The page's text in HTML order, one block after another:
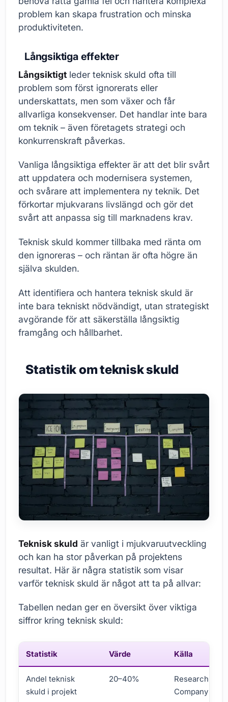
problem kan skapa frustration och minska
produktiviteten.
Långsiktiga effekter
Långsiktigt leder teknisk skuld ofta till
problem som först ignorerats eller
underskattats, men som växer och får
allvarliga konsekvenser. Det handlar inte bara
om teknik – även företagets strategi och
konkurrenskraft påverkas.
Vanliga långsiktiga effekter är att det blir svårt
att uppdatera och modernisera systemen,
och svårare att implementera ny teknik. Det
förkortar mjukvarans livslängd och gör det
svårt att anpassa sig till marknadens krav.
Teknisk skuld kommer tillbaka med ränta om
den ignoreras – och räntan är ofta högre än
själva skulden.
Att identifiera och hantera teknisk skuld är
inte bara tekniskt nödvändigt, utan strategiskt
avgörande för att säkerställa långsiktig
framgång och hållbarhet.
Statistik om teknisk skuld
Teknisk skuld är vanligt i mjukvaruutveckling
och kan ha stor påverkan på projektens
resultat. Här är några statistik som visar
varför teknisk skuld är något att ta på allvar:
Tabellen nedan ger en översikt över viktiga
siffror kring teknisk skuld:
Statistik Värde Källa
Andel teknisk
skuld i projekt
20–40%
Research
Company X